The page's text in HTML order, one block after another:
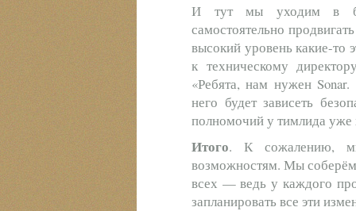
И тут мы уходим в
самостоятельно
высокий уровень какие-то
к техническому
«Ребята, нам нужен
него будет зависеть
полномочий у тимлида уже
Итого. К сожалению,
возможностям. Мы соберём
всех — ведь у каждого
запланировать все эти